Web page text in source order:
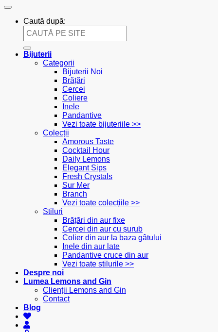
Caută după:
Bijuterii
Categorii
Bijuterii Noi
Brățări
Cercei
Coliere
Inele
Pandantive
Vezi toate bijuteriile >>
Colecții
Amorous Taste
Cocktail Hour
Daily Lemons
Elegant Sips
Fresh Crystals
Sur Mer
Branch
Vezi toate colecțiile >>
Stiluri
Brățări din aur fixe
Cercei din aur cu șurub
Colier din aur la baza gâtului
Inele din aur late
Pandantive cruce din aur
Vezi toate stilurile >>
Despre noi
Lumea Lemons and Gin
Clienții Lemons and Gin
Contact
Blog